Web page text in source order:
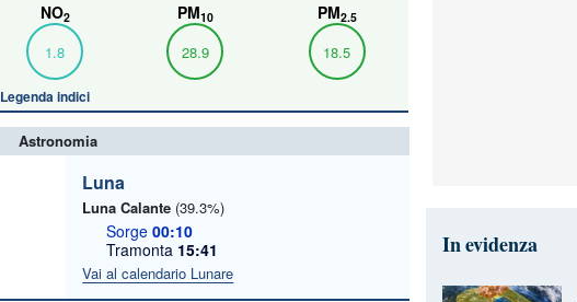
NO2
1.8
PM10
28.9
PM2.5
18.5
Legenda indici
Astronomia
Luna
Luna Calante (39.3%)
Sorge 00:10
Tramonta 15:41
Vai al calendario Lunare
In evidenza